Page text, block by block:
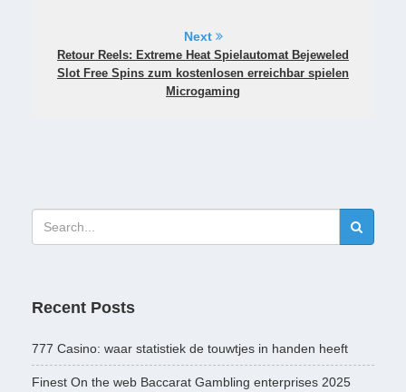
Next
Retour Reels: Extreme Heat Spielautomat Bejeweled
Slot Free Spins zum kostenlosen erreichbar spielen
Microgaming
Recent Posts
777 Casino: waar statistiek de touwtjes in handen heeft
Finest On the web Baccarat Gambling enterprises 2025